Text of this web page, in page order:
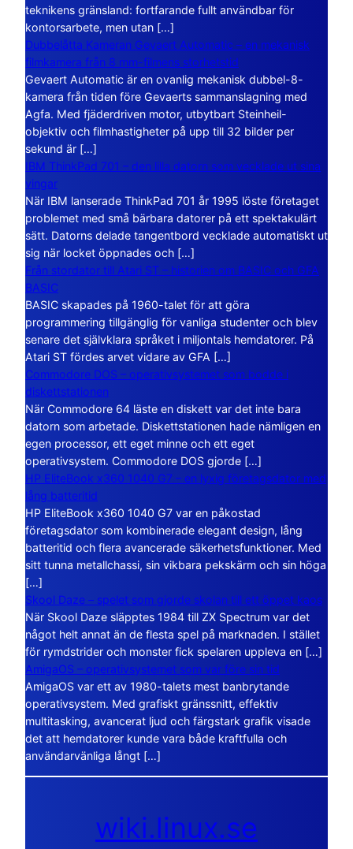
teknikens gränsland: fortfarande fullt användbar för
kontorsarbete, men utan […]
Dubbelåtta Kameran Gevaert Automatic – en mekanisk
filmkamera från 8 mm-filmens storhetstid
Gevaert Automatic är en ovanlig mekanisk dubbel-8-
kamera från tiden före Gevaerts sammanslagning med
Agfa. Med fjäderdriven motor, utbytbart Steinheil-
objektiv och filmhastigheter på upp till 32 bilder per
sekund är […]
IBM ThinkPad 701 – den lilla datorn som vecklade ut sina
vingar
När IBM lanserade ThinkPad 701 år 1995 löste företaget
problemet med små bärbara datorer på ett spektakulärt
sätt. Datorns delade tangentbord vecklade automatiskt ut
sig när locket öppnades och […]
Från stordator till Atari ST – historien om BASIC och GFA
BASIC
BASIC skapades på 1960-talet för att göra
programmering tillgänglig för vanliga studenter och blev
senare det självklara språket i miljontals hemdatorer. På
Atari ST fördes arvet vidare av GFA […]
Commodore DOS – operativsystemet som bodde i
diskettstationen
När Commodore 64 läste en diskett var det inte bara
datorn som arbetade. Diskettstationen hade nämligen en
egen processor, ett eget minne och ett eget
operativsystem. Commodore DOS gjorde […]
HP EliteBook x360 1040 G7 – en lyxig företagsdator med
lång batteritid
HP EliteBook x360 1040 G7 var en påkostad
företagsdator som kombinerade elegant design, lång
batteritid och flera avancerade säkerhetsfunktioner. Med
sitt tunna metallchassi, sin vikbara pekskärm och sin höga
[…]
Skool Daze – spelet som gjorde skolan till ett öppet kaos
När Skool Daze släpptes 1984 till ZX Spectrum var det
något helt annat än de flesta spel på marknaden. I stället
för rymdstrider och monster fick spelaren uppleva en […]
AmigaOS – operativsystemet som var före sin tid
AmigaOS var ett av 1980-talets mest banbrytande
operativsystem. Med grafiskt gränssnitt, effektiv
multitasking, avancerat ljud och färgstark grafik visade
det att hemdatorer kunde vara både kraftfulla och
användarvänliga långt […]
wiki.linux.se